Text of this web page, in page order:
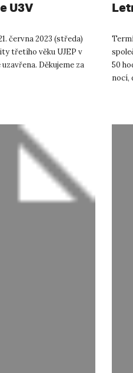
U3V
června 2023 (středa)
třetího věku UJEP v
Děkujeme za
50
nocí,